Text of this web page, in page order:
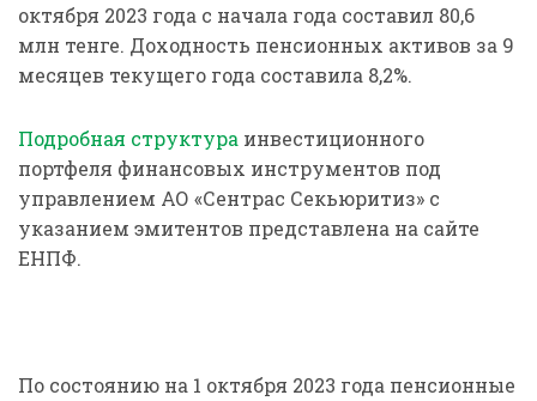
октября 2023 года с начала года составил 80,6
млн тенге. Доходность пенсионных активов за 9
месяцев текущего года составила 8,2%.
Подробная структура инвестиционного
портфеля финансовых инструментов под
управлением АО «Сентрас Секьюритиз» с
указанием эмитентов представлена на сайте
ЕНПФ.
По состоянию на 1 октября 2023 года пенсионные